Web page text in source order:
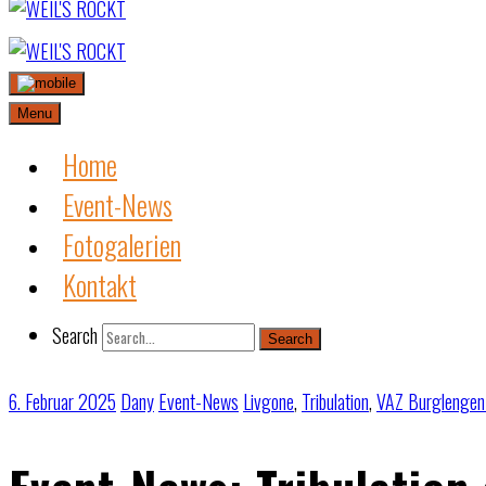
Skip
to
content
Menu
Home
Event-News
Fotogalerien
Kontakt
Search Search
6. Februar 2025 DanyEvent-News Livgone, Tribulation,VAZ